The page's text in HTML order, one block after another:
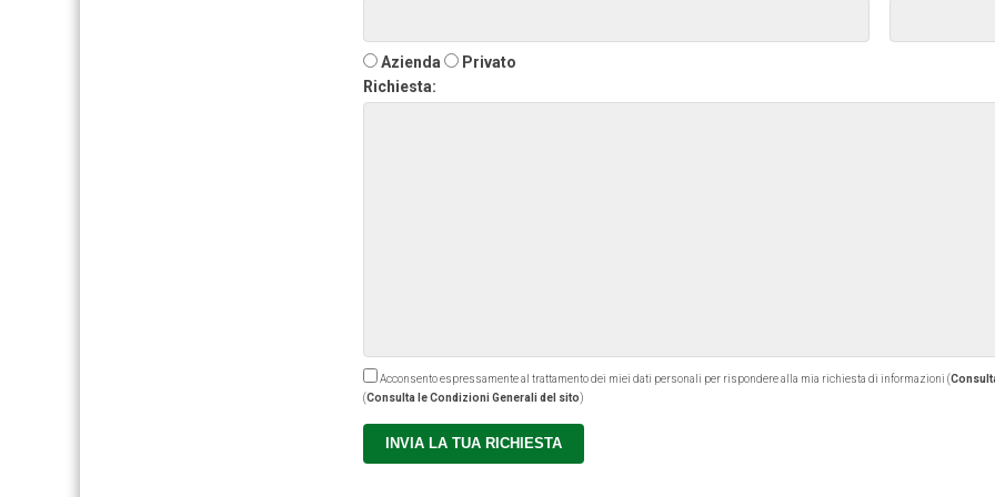
Azienda
Privato
Richiesta:
Acconsento espressamente al trattamento dei miei dati personali per rispondere alla mia richiesta di informazioni (
(Consulta le Condizioni Generali del sito)
INVIA LA TUA RICHIESTA